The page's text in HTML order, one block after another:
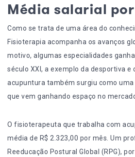
Média salarial
Como se trata de uma área do
Fisioterapia acompanha os avanços
motivo, algumas especialidades
século XXI, a exemplo da desportiva e
acupuntura também surgiu como
que vem ganhando espaço no
O fisioterapeuta que trabalha com
média de R$ 2.323,00 por mês. Um
Reeducação Postural Global (RPG),